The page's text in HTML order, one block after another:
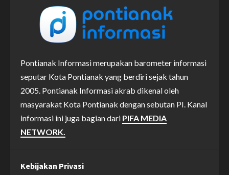
Pontianak Informasi merupakan barometer informasi
seputar Kota Pontianak yang berdiri sejak tahun
2005. Pontianak Informasi akrab dikenal oleh
masyarakat Kota Pontianak dengan sebutan PI. Kanal
informasi ini juga bagian dari PIFA MEDIA
NETWORK.
Kebijakan Privasi